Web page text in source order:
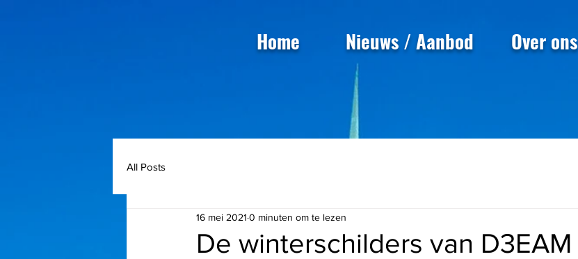
Home Nieuws / Aanbod Over ons
All Posts
De winterschilders van D3EAM
16 mei 2021 0 minuten om te lezen